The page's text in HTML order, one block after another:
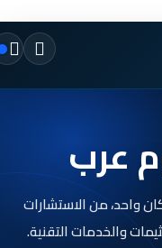
عرب
واحد، من الاستشارات
والخدمات التقنية.